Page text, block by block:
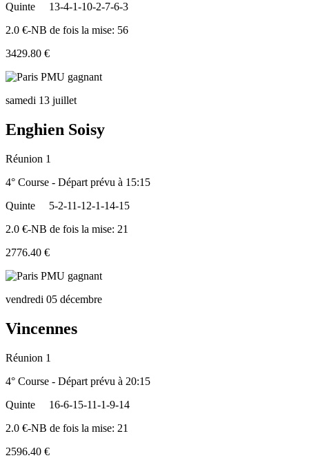
Quinte
13-4-1-10-2-7-6-3
2.0 €-NB de fois la mise: 56
3429.80 €
samedi 13 juillet
Enghien Soisy
Réunion 1
4° Course - Départ prévu à 15:15
Quinte
5-2-11-12-1-14-15
2.0 €-NB de fois la mise: 21
2776.40 €
vendredi 05 décembre
Vincennes
Réunion 1
4° Course - Départ prévu à 20:15
Quinte
16-6-15-11-1-9-14
2.0 €-NB de fois la mise: 21
2596.40 €